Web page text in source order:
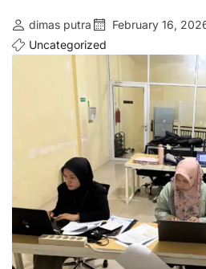
dimas putra February 16,
Uncategorized